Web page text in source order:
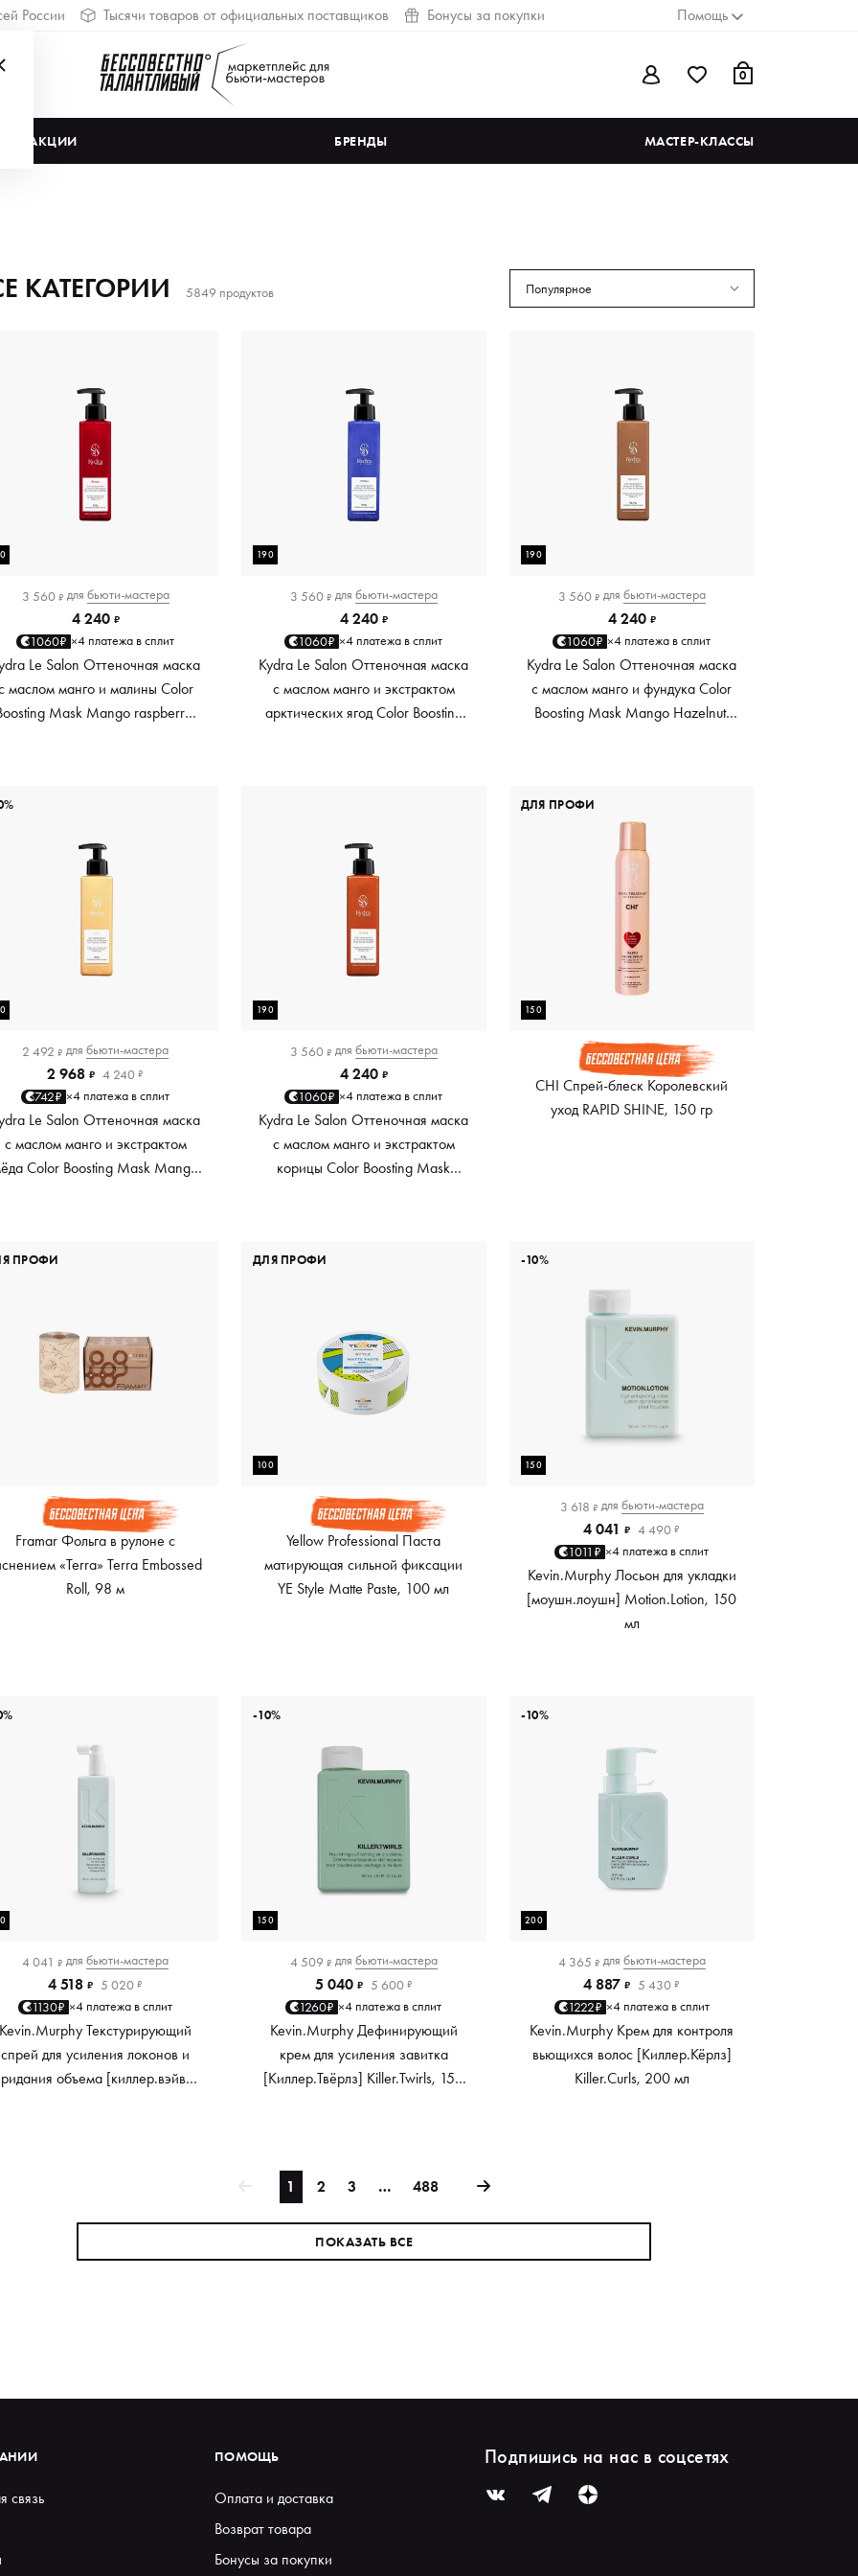
России Тысячи товаров от официальных поставщиков Бонусы за покупки Помощь
0
АКЦИИ БРЕНДЫ МАСТЕР-КЛАССЫ
КАТЕГОРИИ 5849 продуктов Популярное
3 560 ₽ для бьюти-мастера
4 240 ₽
1060₽ ×4 платежа в сплит
Le Salon Оттеночная маска
маслом манго и малины Color
Mask Mango raspberry,
190
3 560 ₽ для бьюти-мастера
4 240 ₽
1060₽ ×4 платежа в сплит
Kydra Le Salon Оттеночная маска
с маслом манго и экстрактом
арктических ягод Color Boosting
190
3 560 ₽ для бьюти-мастера
4 240 ₽
1060₽ ×4 платежа в сплит
Kydra Le Salon Оттеночная маска
с маслом манго и фундука Color
Boosting Mask Mango Hazelnut,
2 492 ₽ для бьюти-мастера
2 968 ₽ 4 240 ₽
742₽ ×4 платежа в сплит
Le Salon Оттеночная маска
с маслом манго и экстрактом
Color Boosting Mask Mango
190
3 560 ₽ для бьюти-мастера
4 240 ₽
1060₽ ×4 платежа в сплит
Kydra Le Salon Оттеночная маска
с маслом манго и экстрактом
корицы Color Boosting Mask
150
CHI Спрей-блеск Королевский
уход RAPID SHINE, 150 гр
ДЛЯ ПРОФИ
Framar Фольга в рулоне с
«Terra» Terra Embossed
Roll, 98 м
ПРОФИ
100
Yellow Professional Паста
матирующая сильной фиксации
YE Style Matte Paste, 100 мл
ДЛЯ ПРОФИ
150
3 618 ₽ для бьюти-мастера
4 041 ₽ 4 490 ₽
1011₽ ×4 платежа в сплит
Kevin.Murphy Лосьон для укладки
[моушн.лоушн] Motion.Lotion, 150
мл
-10%
4 041 ₽ для бьюти-мастера
4 518 ₽ 5 020 ₽
1130₽ ×4 платежа в сплит
Kevin.Murphy Текстурирующий
спрей для усиления локонов и
объема [киллер.вэйвс]
150
4 509 ₽ для бьюти-мастера
5 040 ₽ 5 600 ₽
1260₽ ×4 платежа в сплит
Kevin.Murphy Дефинирующий
крем для усиления завитка
[Киллер.Твёрлз] Killer.Twirls, 150
-10%
200
4 365 ₽ для бьюти-мастера
4 887 ₽ 5 430 ₽
1222₽ ×4 платежа в сплит
Kevin.Murphy Крем для контроля
вьющихся волос [Киллер.Кёрлз]
Killer.Curls, 200 мл
-10%
1 2 3 … 488
ПОКАЗАТЬ ВСЕ
связь
ПОМОЩЬ
Оплата и доставка
Возврат товара
Бонусы за покупки
Подпишись на нас в соцсетях